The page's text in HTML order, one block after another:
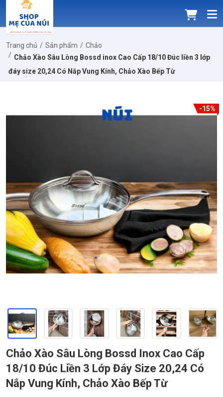
Trang chủ Sản phẩm
Chảo
Chảo Xào Sâu Lòng Bossd inox Cao Cấp 18/10 Đúc liền 3 lớp
đáy size 20,24 Có Nắp Vung Kính, Chảo Xào Bếp Từ
-15%
Chảo Xào Sâu Lòng Bossd Inox Cao Cấp
18/10 Đúc Liền 3 Lớp Đáy Size 20,24 Có
Nắp Vung Kính, Chảo Xào Bếp Từ